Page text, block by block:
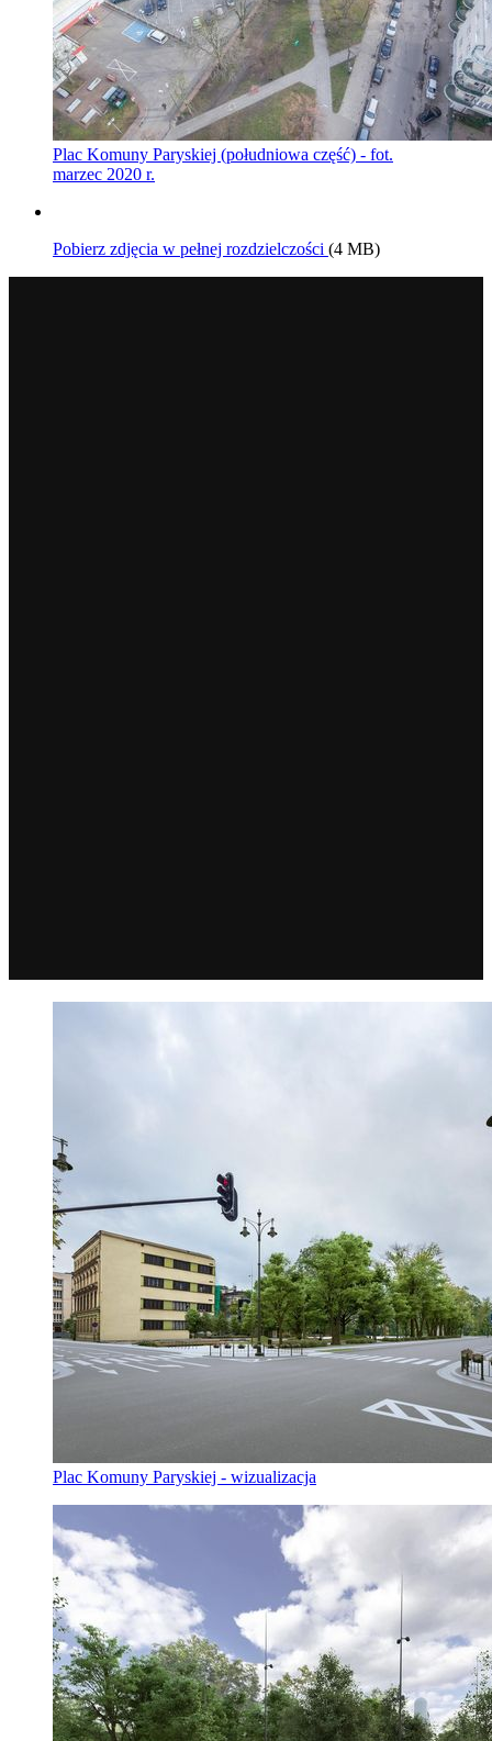
Plac Komuny Paryskiej (południowa część) - fot.
marzec 2020 r.
Pobierz zdjęcia w pełnej rozdzielczości (4 MB)
Plac Komuny Paryskiej - wizualizacja